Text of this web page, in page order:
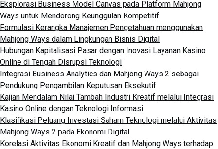
Eksplorasi Business Model Canvas pada Platform Mahjong
Ways untuk Mendorong Keunggulan Kompetitif
Formulasi Kerangka Manajemen Pengetahuan menggunakan
Mahjong Ways dalam Lingkungan Bisnis Digital
Hubungan Kapitalisasi Pasar dengan Inovasi Layanan Kasino
Online di Tengah Disrupsi Teknologi
Integrasi Business Analytics dan Mahjong Ways 2 sebagai
Pendukung Pengambilan Keputusan Eksekutif
Kajian Mendalam Nilai Tambah Industri Kreatif melalui Integrasi
Kasino Online dengan Teknologi Informasi
Klasifikasi Peluang Investasi Saham Teknologi melalui Aktivitas
Mahjong Ways 2 pada Ekonomi Digital
Korelasi Aktivitas Ekonomi Kreatif dan Mahjong Ways terhadap